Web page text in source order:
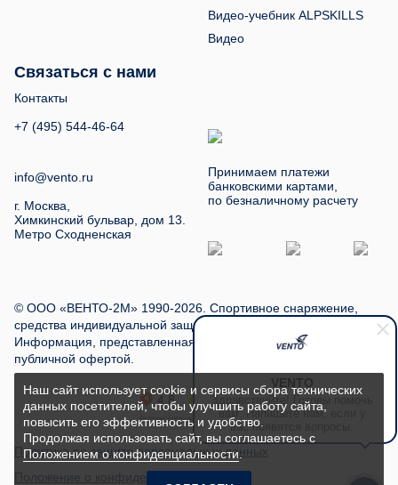
VENTO
Здравствуйте! Готовы помочь
вам. Напишите нам, если у
вас появятся вопросы.
Видео-учебник ALPSKILLS
Видео
Связаться с нами
Контакты
+7 (495) 544-46-64
info@vento.ru
г. Москва,
Химкинский бульвар, дом 13.
Метро Сходненская
Принимаем платежи
банковскими картами,
по безналичному расчету
© ООО «ВЕНТО-2М» 1990-2026. Спортивное снаряжение,
средства индивидуальной защиты, туристское снаряжение.
Информация, представленная на сайте, не является
публичной офертой.
Политика по защите персональных данных
Положение о конфиденциальности
Наш сайт использует cookie и сервисы сбора технических
данных посетителей, чтобы улучшить работу сайта,
повысить его эффективность и удобство.
Продолжая использовать сайт, вы соглашаетесь с
Положением о конфиденциальности.